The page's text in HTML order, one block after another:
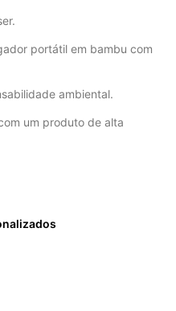
portátil em bambu com
ambiental.
um produto de alta